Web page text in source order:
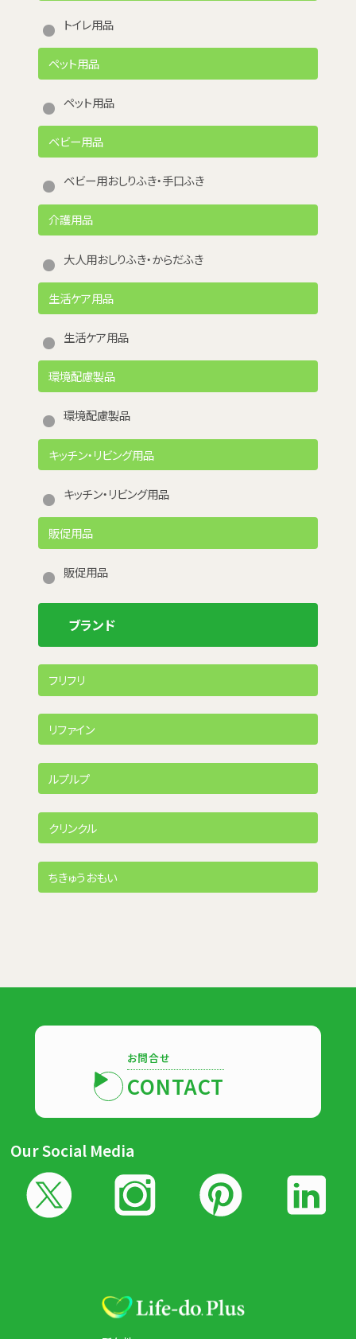
トイレ用品
ペット用品
ペット用品
ベビー用品
ベビー用おしりふき・手口ふき
介護用品
大人用おしりふき・からだふき
生活ケア用品
生活ケア用品
環境配慮製品
環境配慮製品
キッチン・リビング用品
キッチン・リビング用品
販促用品
販促用品
ブランド
フリフリ
リファイン
ルプルプ
クリンクル
ちきゅうおもい
お問合せ
CONTACT
Our Social Media